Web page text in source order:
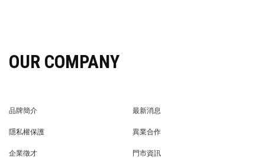
OUR COMPANY
品牌簡介
最新消息
隱私權保護
異業合作
企業徵才
門市資訊